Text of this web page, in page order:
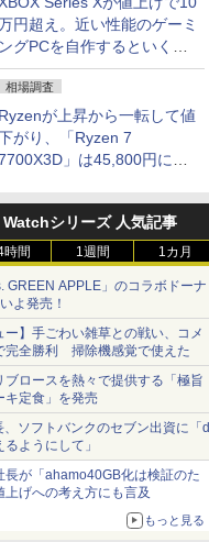
円超え。近い性能のゲーミ
ングPCを自作するといくら
なる？
相場調査
Ryzenが上昇から一転して値
がり、「Ryzen 7
」は45,800円に急
の価格逆転解消 [8月前半の
価格]シリーズ 人気記事
時間 1週間 1カ月
GREEN APPLE」のコラボドーナ
よ発売！
ー】手ごわい雑草との戦い、コメ
完全勝利 掃除機感覚で使えた
ブロースを熱々で提供する「極旨
キ定食」を発売
、ソフトバンクのセブン出資に「d
ようにして」
長が「ahamo40GB化は検証のた
上げへの考え方にも言及
もっと見る